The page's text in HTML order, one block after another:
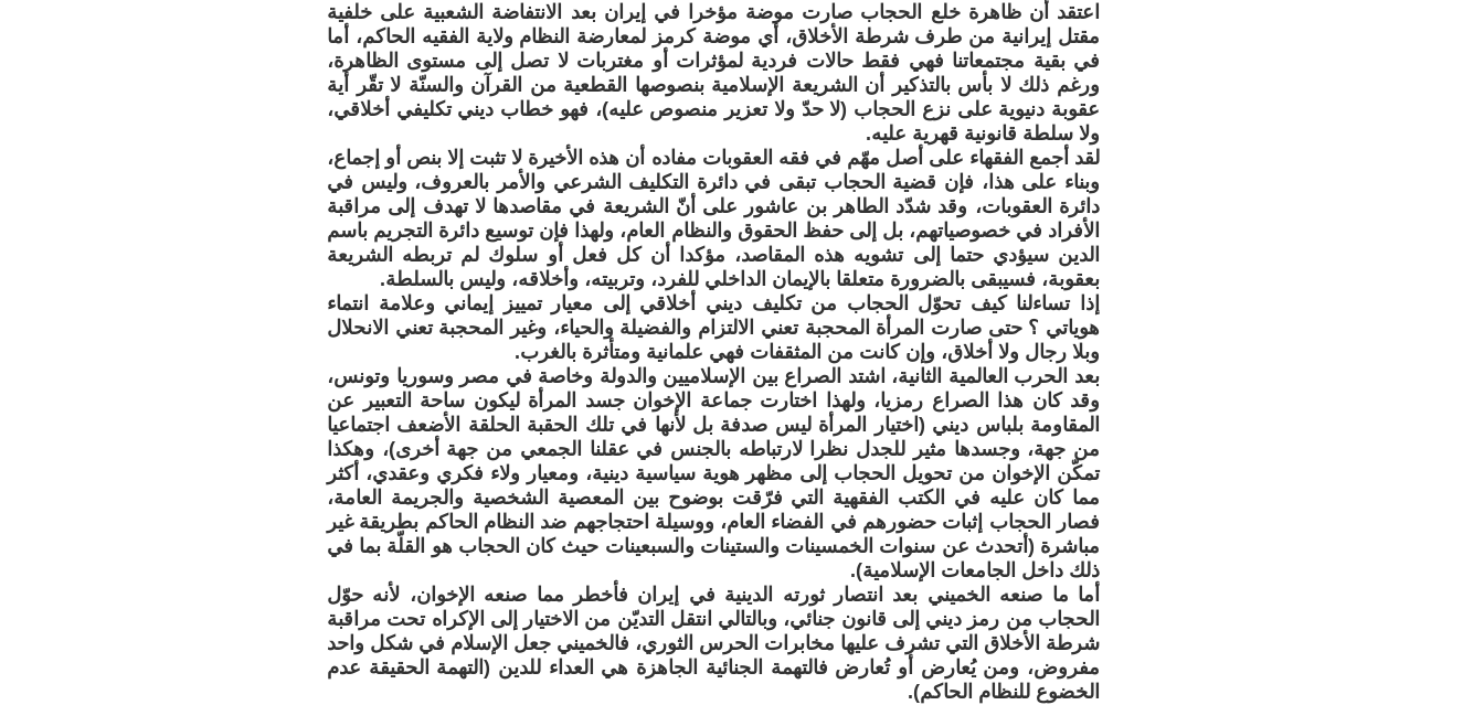
اعتقد أن ظاهرة خلع الحجاب صارت موضة مؤخرا في إيران بعد الانتفاضة الشعبية على خلفية
مقتل إيرانية من طرف شرطة الأخلاق، أي موضة كرمز لمعارضة النظام ولاية الفقيه الحاكم، أما
في بقية مجتمعاتنا فهي فقط حالات فردية لمؤثرات أو مغتربات لا تصل إلى مستوى الظاهرة،
ورغم ذلك لا بأس بالتذكير أن الشريعة الإسلامية بنصوصها القطعية من القرآن والسنّة لا تقّر أية
عقوبة دنيوية على نزع الحجاب (لا حدّ ولا تعزير منصوص عليه)، فهو خطاب ديني تكليفي أخلاقي،
ولا سلطة قانونية قهرية عليه.
لقد أجمع الفقهاء على أصل مهّم في فقه العقوبات مفاده أن هذه الأخيرة لا تثبت إلا بنص أو إجماع،
وبناء على هذا، فإن قضية الحجاب تبقى في دائرة التكليف الشرعي والأمر بالعروف، وليس في
دائرة العقوبات، وقد شدّد الطاهر بن عاشور على أنّ الشريعة في مقاصدها لا تهدف إلى مراقبة
الأفراد في خصوصياتهم، بل إلى حفظ الحقوق والنظام العام، ولهذا فإن توسيع دائرة التجريم باسم
الدين سيؤدي حتما إلى تشويه هذه المقاصد، مؤكدا أن كل فعل أو سلوك لم تربطه الشريعة
بعقوبة، فسيبقى بالضرورة متعلقا بالإيمان الداخلي للفرد، وتربيته، وأخلاقه، وليس بالسلطة.
إذا تساءلنا كيف تحوّل الحجاب من تكليف ديني أخلاقي إلى معيار تمييز إيماني وعلامة انتماء
هوياتي ؟ حتى صارت المرأة المحجبة تعني الالتزام والفضيلة والحياء، وغير المحجبة تعني الانحلال
وبلا رجال ولا أخلاق، وإن كانت من المثقفات فهي علمانية ومتأثرة بالغرب.
بعد الحرب العالمية الثانية، اشتد الصراع بين الإسلاميين والدولة وخاصة في مصر وسوريا وتونس،
وقد كان هذا الصراع رمزيا، ولهذا اختارت جماعة الإخوان جسد المرأة ليكون ساحة التعبير عن
المقاومة بلباس ديني (اختيار المرأة ليس صدفة بل لأنها في تلك الحقبة الحلقة الأضعف اجتماعيا
من جهة، وجسدها مثير للجدل نظرا لارتباطه بالجنس في عقلنا الجمعي من جهة أخرى)، وهكذا
تمكّن الإخوان من تحويل الحجاب إلى مظهر هوية سياسية دينية، ومعيار ولاء فكري وعقدي، أكثر
مما كان عليه في الكتب الفقهية التي فرّقت بوضوح بين المعصية الشخصية والجريمة العامة،
فصار الحجاب إثبات حضورهم في الفضاء العام، ووسيلة احتجاجهم ضد النظام الحاكم بطريقة غير
مباشرة (أتحدث عن سنوات الخمسينات والستينات والسبعينات حيث كان الحجاب هو القلّة بما في
ذلك داخل الجامعات الإسلامية).
أما ما صنعه الخميني بعد انتصار ثورته الدينية في إيران فأخطر مما صنعه الإخوان، لأنه حوّل
الحجاب من رمز ديني إلى قانون جنائي، وبالتالي انتقل التديّن من الاختيار إلى الإكراه تحت مراقبة
شرطة الأخلاق التي تشرف عليها مخابرات الحرس الثوري، فالخميني جعل الإسلام في شكل واحد
مفروض، ومن يُعارض أو تُعارض فالتهمة الجنائية الجاهزة هي العداء للدين (التهمة الحقيقة عدم
الخضوع للنظام الحاكم).